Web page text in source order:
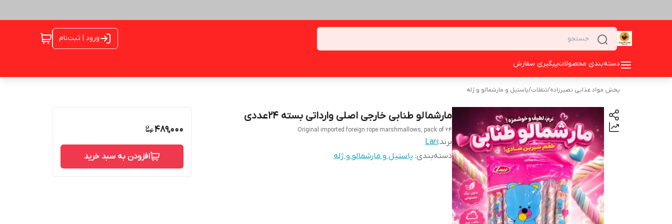
ورود | ثبت‌نام
دسته‌بندی محصولاتپیگیری سفارش
پخش مواد غذایی نصیرزاده/تنقلات/پاستیل و مارشمالو و ژله
مارشمالو طنابی خارجی اصلی وارداتی بسته ۲۴عددی
Original imported foreign rope marshmallows, pack of 24
برند:Lari
دسته‌بندی: پاستیل و مارشمالو و ژله
489,000
افزودن به سبد خرید